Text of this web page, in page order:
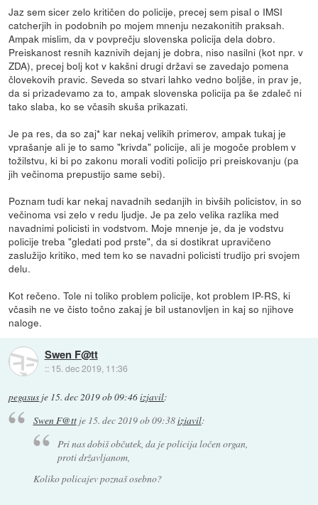
Jaz sem sicer zelo kritičen do policije, precej sem pisal o IMSI
catcherjih in podobnih po mojem mnenju nezakonitih praksah.
Ampak mislim, da v povprečju slovenska policija dela dobro.
Preiskanost resnih kaznivih dejanj je dobra, niso nasilni (kot npr. v
ZDA), precej bolj kot v kakšni drugi državi se zavedajo pomena
človekovih pravic. Seveda so stvari lahko vedno boljše, in prav je,
da si prizadevamo za to, ampak slovenska policija pa še zdaleč ni
tako slaba, ko se včasih skuša prikazati.
Je pa res, da so zaj* kar nekaj velikih primerov, ampak tukaj je
vprašanje ali je to samo "krivda" policije, ali je mogoče problem v
tožilstvu, ki bi po zakonu morali voditi policijo pri preiskovanju (pa
jih večinoma prepustijo same sebi).
Poznam tudi kar nekaj navadnih sedanjih in bivših policistov, in so
večinoma vsi zelo v redu ljudje. Je pa zelo velika razlika med
navadnimi policisti in vodstvom. Moje mnenje je, da je vodstvu
policije treba "gledati pod prste", da si dostikrat upravičeno
zaslužijo kritiko, med tem ko se navadni policisti trudijo pri svojem
delu.
Kot rečeno. Tole ni toliko problem policije, kot problem IP-RS, ki
včasih ne ve čisto točno zakaj je bil ustanovljen in kaj so njihove
naloge.
Swen F@tt
:: 15. dec 2019, 11:36
pegasus je 15. dec 2019 ob 09:46izjavil:
Swen F@ttje 15. dec 2019 ob 09:38izjavil:
Pri nas dobiš občutek, da je policija ločen organ,
proti državljanom,
Koliko policajev poznaš osebno?